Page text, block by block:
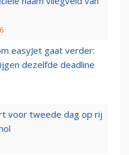
easyJet gaat verder:
dezelfde deadline
voor tweede dag op rij